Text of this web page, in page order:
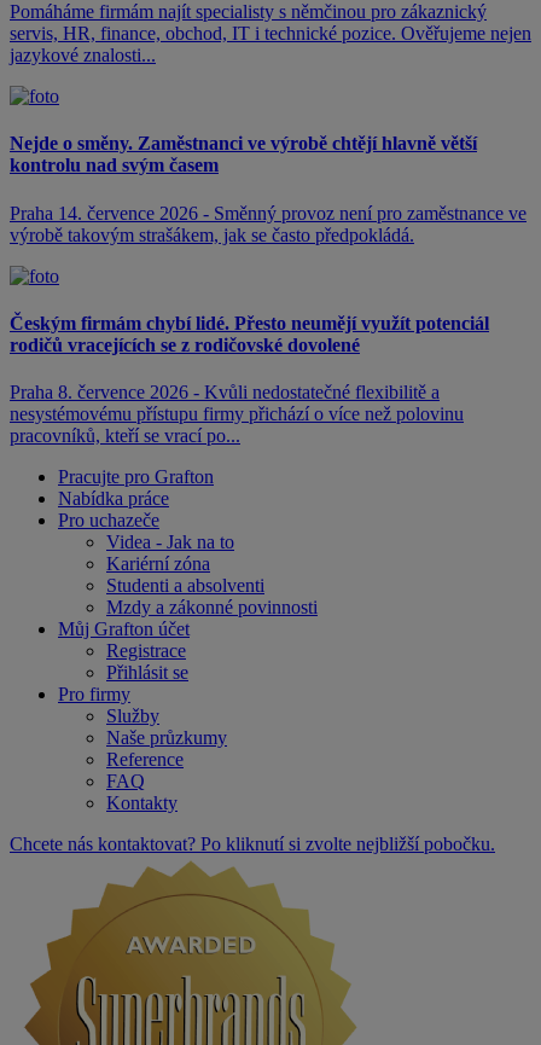
Pomáháme firmám najít specialisty s němčinou pro zákaznický
servis, HR, finance, obchod, IT i technické pozice. Ověřujeme nejen
jazykové znalosti...
Nejde o směny. Zaměstnanci ve výrobě chtějí hlavně větší
kontrolu nad svým časem
Praha 14. července 2026 - Směnný provoz není pro zaměstnance ve
výrobě takovým strašákem, jak se často předpokládá.
Českým firmám chybí lidé. Přesto neumějí využít potenciál
rodičů vracejících se z rodičovské dovolené
Praha 8. července 2026 - Kvůli nedostatečné flexibilitě a
nesystémovému přístupu firmy přichází o více než polovinu
pracovníků, kteří se vrací po...
Pracujte pro Grafton
Nabídka práce
Pro uchazeče
Videa - Jak na to
Kariérní zóna
Studenti a absolventi
Mzdy a zákonné povinnosti
Můj Grafton účet
Registrace
Přihlásit se
Pro firmy
Služby
Naše průzkumy
Reference
FAQ
Kontakty
Chcete nás kontaktovat? Po kliknutí si zvolte nejbližší pobočku.